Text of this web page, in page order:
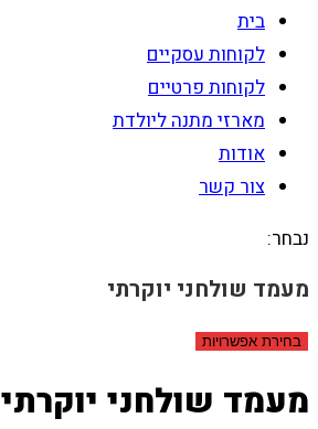
בית
לקוחות עסקיים
לקוחות פרטיים
מארזי מתנה ליולדת
אודות
צור קשר
נבחר:
מעמד שולחני יוקרתי
בחירת אפשרויות
מעמד שולחני יוקרתי